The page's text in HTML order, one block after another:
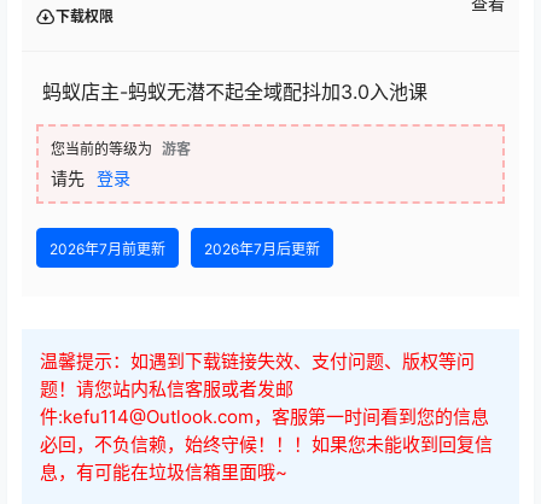
下载权限
蚂蚁店主-蚂蚁无潜不起全域配抖加3.0入池课
您当前的等级为 游客
请先 登录
2026年7月前更新 2026年7月后更新
温馨提示：如遇到下载链接失效、支付问题、版权等问
题！请您站内私信客服或者发邮
件:kefu114@Outlook.com，客服第一时间看到您的信息
必回，不负信赖，始终守候！！！如果您未能收到回复信
息，有可能在垃圾信箱里面哦~